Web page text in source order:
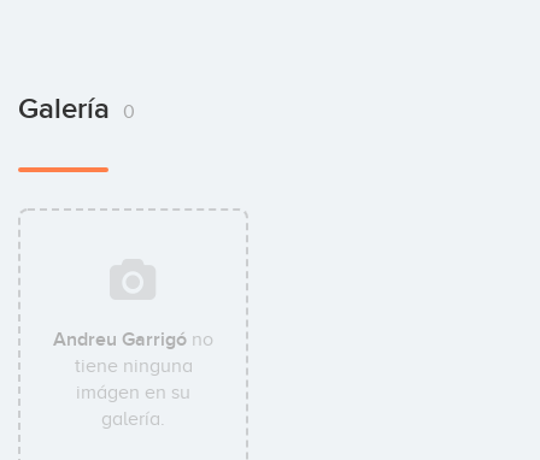
Galería 0
Andreu Garrigó no
tiene ninguna
imágen en su
galería.